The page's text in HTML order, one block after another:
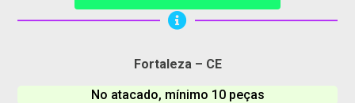
Fortaleza – CE
No atacado, mínimo 10 peças